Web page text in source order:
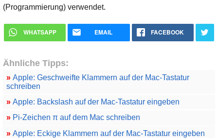
(Programmierung) verwendet.
WHATSAPP EMAIL FACEBOOK
Ähnliche Tipps:
»Apple: Geschweifte Klammern auf der Mac-Tastatur
schreiben
»Apple: Backslash auf der Mac-Tastatur eingeben
»Pi-Zeichen π auf dem Mac schreiben
»Apple: Eckige Klammern auf der Mac-Tastatur eingeben